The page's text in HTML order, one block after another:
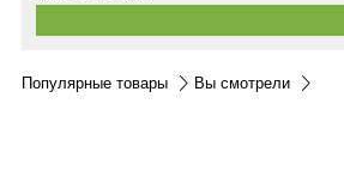
Популярные товары Вы смотрели